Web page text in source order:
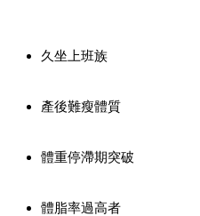
久坐上班族
產後難瘦體質
體重停滯期突破
體脂率過高者